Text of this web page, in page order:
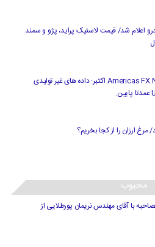
اعلام شد/ قیمت لاستیک پراید، پژو و سمند
سرمایه گذاری Americas FX News 3 اکتبر: داده های غیر تولیدی
محبوب
با آقای مهندس نریمان پورطلایی از